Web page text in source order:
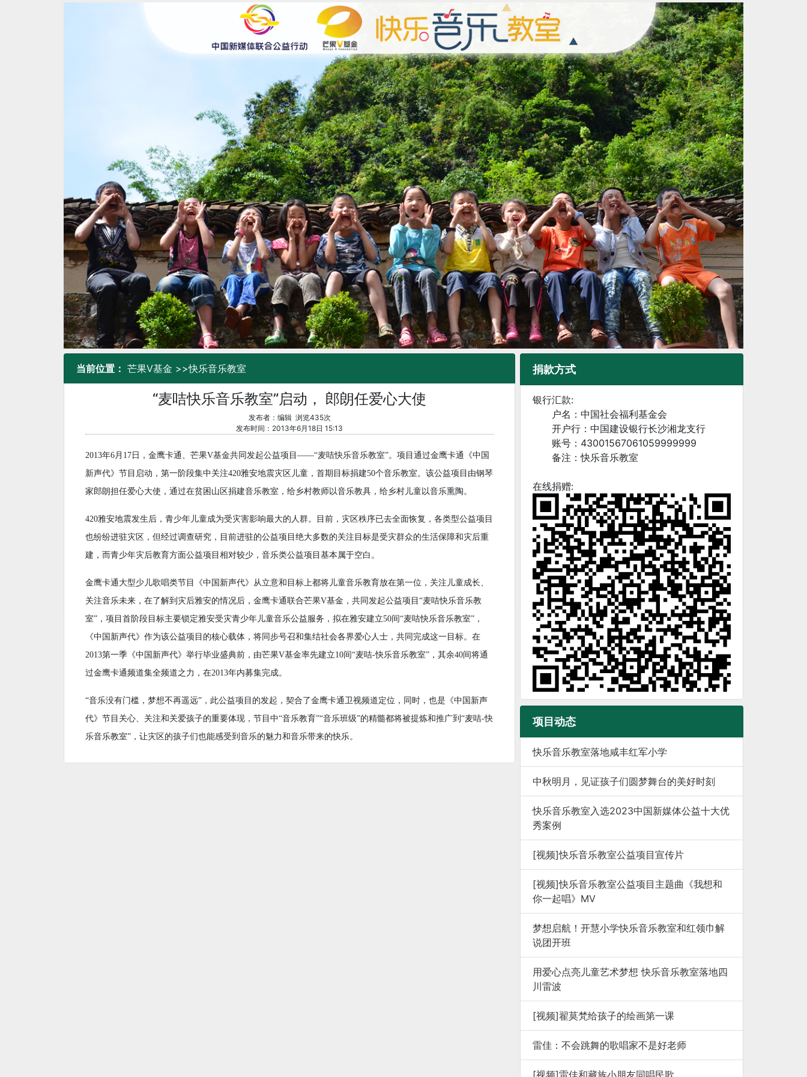
当前位置： 芒果V基金 >>快乐音乐教室
“麦咭快乐音乐教室”启动， 郎朗任爱心大使
发布者：编辑 浏览435次
发布时间：2013年6月18日 15:13
2013年6月17日，金鹰卡通、芒果V基金共同发起公益项目——“麦咭快乐音乐教室”。项目通过金鹰卡通《中国
新声代》节目启动，第一阶段集中关注420雅安地震灾区儿童，首期目标捐建50个音乐教室。该公益项目由钢琴
家郎朗担任爱心大使，通过在贫困山区捐建音乐教室，给乡村教师以音乐教具，给乡村儿童以音乐熏陶。
420雅安地震发生后，青少年儿童成为受灾害影响最大的人群。目前，灾区秩序已去全面恢复，各类型公益项目
也纷纷进驻灾区，但经过调查研究，目前进驻的公益项目绝大多数的关注目标是受灾群众的生活保障和灾后重
建，而青少年灾后教育方面公益项目相对较少，音乐类公益项目基本属于空白。
金鹰卡通大型少儿歌唱类节目《中国新声代》从立意和目标上都将儿童音乐教育放在第一位，关注儿童成长、
关注音乐未来，在了解到灾后雅安的情况后，金鹰卡通联合芒果V基金，共同发起公益项目“麦咭快乐音乐教
室”，项目首阶段目标主要锁定雅安受灾青少年儿童音乐公益服务，拟在雅安建立50间“麦咭快乐音乐教室”，
《中国新声代》作为该公益项目的核心载体，将同步号召和集结社会各界爱心人士，共同完成这一目标。在
2013第一季《中国新声代》举行毕业盛典前，由芒果V基金率先建立10间“麦咭-快乐音乐教室”，其余40间将通
过金鹰卡通频道集全频道之力，在2013年内募集完成。
“音乐没有门槛，梦想不再遥远”，此公益项目的发起，契合了金鹰卡通卫视频道定位，同时，也是《中国新声
代》节目关心、关注和关爱孩子的重要体现，节目中“音乐教育”“音乐班级”的精髓都将被提炼和推广到“麦咭-快
乐音乐教室”，让灾区的孩子们也能感受到音乐的魅力和音乐带来的快乐。
捐款方式
银行汇款:
户名：中国社会福利基金会
开户行：中国建设银行长沙湘龙支行
账号：43001567061059999999
备注：快乐音乐教室
在线捐赠:
项目动态
快乐音乐教室落地咸丰红军小学
中秋明月，见证孩子们圆梦舞台的美好时刻
快乐音乐教室入选2023中国新媒体公益十大优
秀案例
[视频]快乐音乐教室公益项目宣传片
[视频]快乐音乐教室公益项目主题曲《我想和
你一起唱》MV
梦想启航！开慧小学快乐音乐教室和红领巾解
说团开班
用爱心点亮儿童艺术梦想 快乐音乐教室落地四
川雷波
[视频]翟莫梵给孩子的绘画第一课
雷佳：不会跳舞的歌唱家不是好老师
[视频]雷佳和藏族小朋友同唱民歌